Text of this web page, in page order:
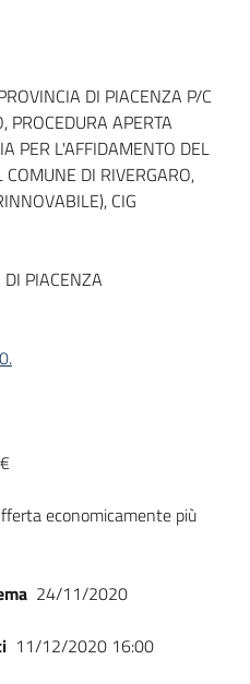
DI PIACENZA P/C
PROCEDURA APERTA
PER L'AFFIDAMENTO DEL
DI RIVERGARO,
CIG
PIACENZA
economicamente più
24/11/2020
11/12/2020 16:00